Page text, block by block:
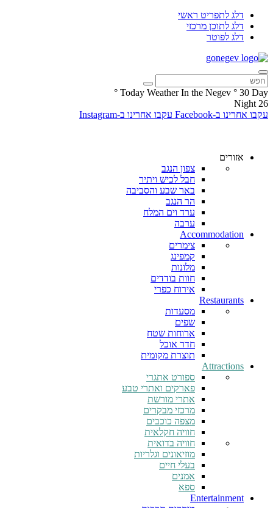
דלג לתפריט ראשי
דלג לתוכן מרכזי
דלג לפוטר
Today Weather In the Negev ° 30 Day
°
26
Night
עקבו אחרינו ב-Facebook
עקבו אחרינו ב-Instagram
אזורים
צפון הנגב
חבל לכיש ויתיר
באר שבע והסביבה
הר הנגב
ערד וים המלח
ערבה
Accommodation
צימרים
קמפינג
מלונות
חוות בודדים
אירוח כפרי
Restaurants
מסעדות
שפים
ארוחות שטח
חדר אוכל
תוצרת מקומית
Attractions
ספורט אתגרי
פארקים ואתרי טבע
אתרי מורשת
מרכזי מבקרים
מצפה כוכבים
חוויה חקלאית
חוויה בדואית
מוזיאונים וגלריות
בעלי חיים
אמנים
ספא
Entertainment